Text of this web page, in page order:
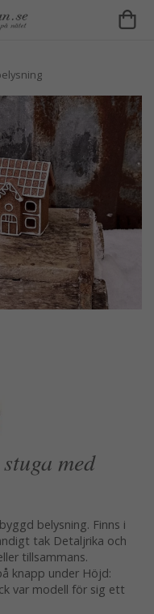
med
belysning. Finns i
tak Detaljrika och
tillsammans.
knapp under Höjd:
var modell för sig ett